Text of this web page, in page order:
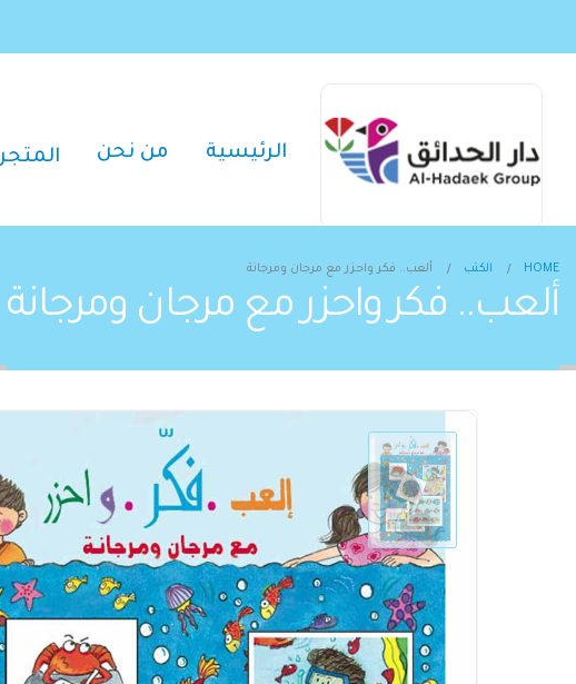
الرئيسية من نحن المتجر
HOME الكتب ألعب.. فكر واحزر مع مرجان ومرجانة
ألعب.. فكر واحزر مع مرجان ومرجانة